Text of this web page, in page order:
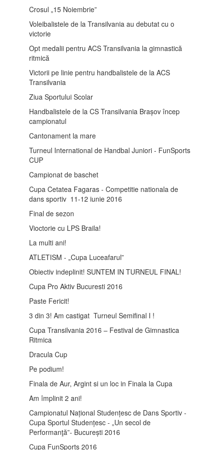
Crosul „15 Noiembrie”
Voleibalistele de la Transilvania au debutat cu o
victorie
Opt medalii pentru ACS Transilvania la gimnastică
ritmică
Victorii pe linie pentru handbalistele de la ACS
Transilvania
Ziua Sportului Scolar
Handbalistele de la CS Transilvania Brașov încep
campionatul
Cantonament la mare
Turneul International de Handbal Juniori - FunSports
CUP
Campionat de baschet
Cupa Cetatea Fagaras - Competitie nationala de
dans sportiv 11-12 iunie 2016
Final de sezon
Vioctorie cu LPS Braila!
La multi ani!
ATLETISM - „Cupa Luceafarul”
Obiectiv indeplinit! SUNTEM IN TURNEUL FINAL!
Cupa Pro Aktiv Bucuresti 2016
Paste Fericit!
3 din 3! Am castigat Turneul Semifinal I !
Cupa Transilvania 2016 – Festival de Gimnastica
Ritmica
Dracula Cup
Pe podium!
Finala de Aur, Argint si un loc in Finala la Cupa
Am împlinit 2 ani!
Campionatul Național Studențesc de Dans Sportiv -
Cupa Sportul Studențesc - „Un secol de
Performanţă”- București 2016
Cupa FunSports 2016